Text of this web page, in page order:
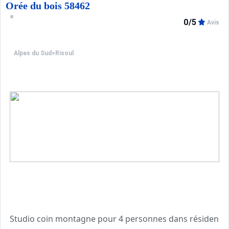
Tarifs préférentiels : cours de ski, matériel de ski,
Orée du bois 58462
Alpes du Sud > Risoul
0/5 Avis
Studio coin montagne pour 4 personnes dans